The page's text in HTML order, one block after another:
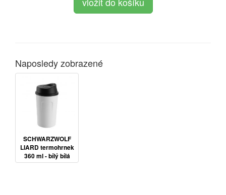
Naposledy zobrazené
SCHWARZWOLF
LIARD termohrnek
360 ml - bílý bílá